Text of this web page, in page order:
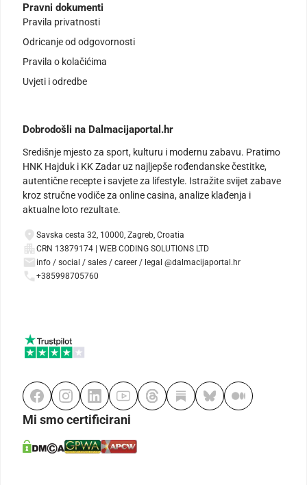
Pravni dokumenti
Pravila privatnosti
Odricanje od odgovornosti
Pravila o kolačićima
Uvjeti i odredbe
Dobrodošli na Dalmacijaportal.hr
Središnje mjesto za sport, kulturu i modernu zabavu. Pratimo
HNK Hajduk i KK Zadar uz najljepše rođendanske čestitke,
autentične recepte i savjete za lifestyle. Istražite svijet zabave
kroz stručne vodiče za online casina, analize klađenja i
aktualne loto rezultate.
Savska cesta 32, 10000, Zagreb, Croatia
CRN 13879174 | WEB CODING SOLUTIONS LTD
info / social / sales / career / legal @dalmacijaportal.hr
+385998705760
Mi smo certificirani